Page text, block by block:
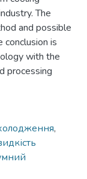
The
and possible
conclusion is
with the
processing
,